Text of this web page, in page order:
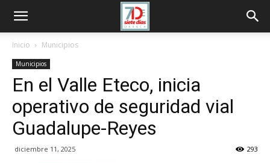
Inicio Municipios
Municipios
En el Valle Eteco, inicia
operativo de seguridad vial
Guadalupe-Reyes
diciembre 11, 2025 293